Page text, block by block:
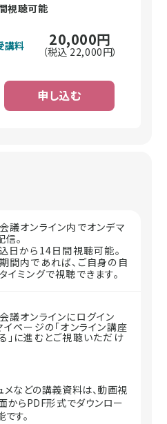
視聴可能
講料 20,000円
（税込22,000円）
申し込む
議オンライン内でオンデマ
信。
日から14日間視聴可能。
間内であれば、ご自身の自
イミングで視聴できます。
議オンラインにログイン
イページの「オンライン講座
」に進むとご視聴いただけ
メなどの講義資料は、動画視
からPDF形式でダウンロー
です。